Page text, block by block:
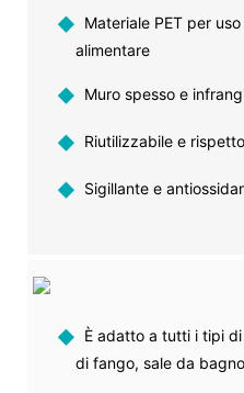
◆ Materiale PET per
alimentare
◆ Muro spesso e
◆ Riutilizzabile e
◆ Sigillante e
◆ È adatto a tutti i tipi
di fango, sale da